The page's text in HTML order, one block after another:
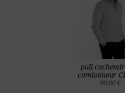
pull
camionneur
99,00 €